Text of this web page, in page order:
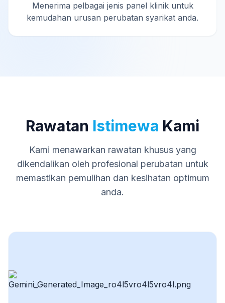
Menerima pelbagai jenis panel klinik untuk
kemudahan urusan perubatan syarikat anda.
Rawatan Istimewa Kami
Kami menawarkan rawatan khusus yang
dikendalikan oleh profesional perubatan untuk
memastikan pemulihan dan kesihatan optimum
anda.